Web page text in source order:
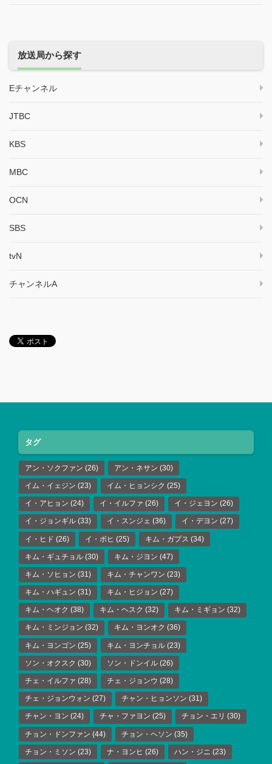
放送局から探す
Eチャンネル
JTBC
KBS
MBC
OCN
SBS
tvN
チャンネルA
タグ
アン・ソクファン (26) アン・ネサン (30)
イム・イェジン (23) イム・ヒョンシク (25)
イ・アヒョン (24) イ・イルファ (26) イ・ジェヨン (26)
イ・ジョンギル (33) イ・スンジェ (36) イ・デヨン (27)
イ・ヒド (26) イ・ボヒ (25) キム・ガプス (34)
キム・ギュチョル (30) キム・ジヨン (47)
キム・ソヒョン (31) キム・チャンワン (23)
キム・ハギュン (31) キム・ヒジョン (27)
キム・ヘオク (38) キム・ヘスク (32) キム・ミギョン (32)
キム・ミンジョン (32) キム・ヨンオク (36)
キム・ヨンゴン (25) キム・ヨンチョル (23)
ソン・オクスク (30) ソン・ドンイル (26)
チェ・イルファ (28) チェ・ジョンウ (28)
チェ・ジョンウォン (27) チャン・ヒョンソン (31)
チャン・ヨン (24) チャ・ファヨン (25) チョン・エリ (30)
チョン・ドンファン (44) チョン・ヘソン (35)
チョン・ミソン (23) ナ・ヨンヒ (26) ハン・ジニ (23)